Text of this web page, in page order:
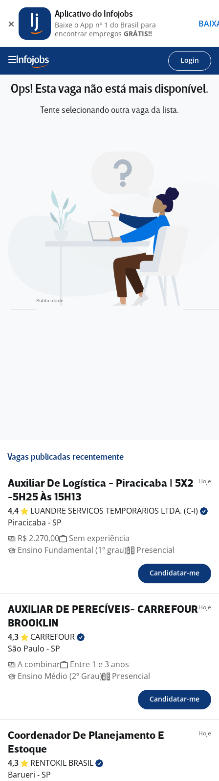
Login
Ops! Esta vaga não está mais disponível.
Tente selecionando outra vaga da lista.
Vagas publicadas recentemente
Auxiliar De Logística - Piracicaba | 5X2
-5H25 Às 15H13
Hoje
4,4 LUANDRE SERVICOS TEMPORARIOS LTDA. (C-I)
Piracicaba - SP
R$ 2.270,00
Sem experiência
Ensino Fundamental (1º grau)
Presencial
Candidatar-me
AUXILIAR DE PERECÍVEIS- CARREFOUR
BROOKLIN
Hoje
4,3
CARREFOUR
São Paulo - SP
A combinar
Entre 1 e 3 anos
Ensino Médio (2º Grau)
Presencial
Candidatar-me
Coordenador De Planejamento E
Estoque
Hoje
4,3 RENTOKIL BRASIL
Barueri - SP
Aplicativo do Infojobs
Baixe o App nº 1 do Brasil para
encontrar empregos GRÁTIS!!